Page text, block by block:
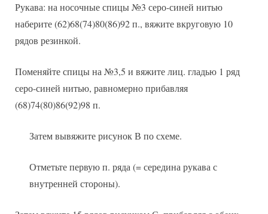
Рукава: на носочные спицы №3 серо-синей нитью
наберите (62)68(74)80(86)92 п., вяжите вкруговую 10
рядов резинкой.
Поменяйте спицы на №3,5 и вяжите лиц. гладью 1 ряд
серо-синей нитью, равномерно прибавляя
(68)74(80)86(92)98 п.
Затем вывяжите рисунок В по схеме.
Отметьте первую п. ряда (= середина рукава с
внутренней стороны).